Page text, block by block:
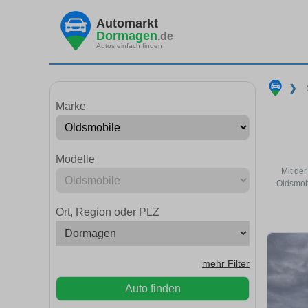
Automarkt
Dormagen.de
Autos einfach finden
Marke
Modelle
Ort, Region oder PLZ
mehr Filter
Auto finden
❯
Mit